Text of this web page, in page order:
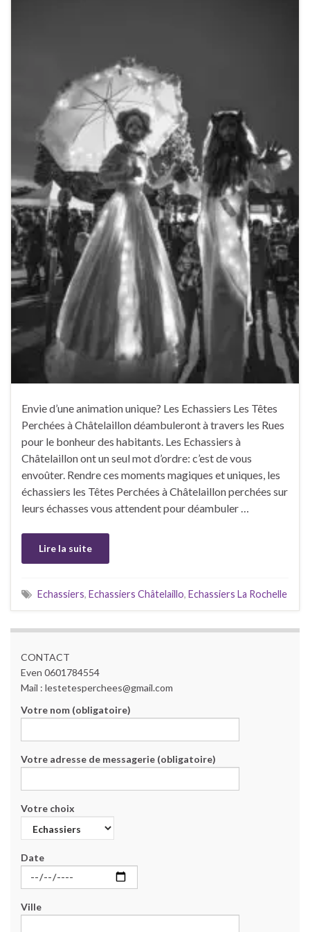
Envie d’une animation unique? Les Echassiers Les Têtes
Perchées à Châtelaillon déambuleront à travers les Rues
pour le bonheur des habitants. Les Echassiers à
Châtelaillon ont un seul mot d’ordre: c’est de vous
envoûter. Rendre ces moments magiques et uniques, les
échassiers les Têtes Perchées à Châtelaillon perchées sur
leurs échasses vous attendent pour déambuler …
Lire la suite
Echassiers, Echassiers Châtelaillo, Echassiers La Rochelle
CONTACT
Even 0601784554
Mail : lestetesperchees@gmail.com
Votre nom (obligatoire)
Votre adresse de messagerie (obligatoire)
Votre choix
Date
Ville